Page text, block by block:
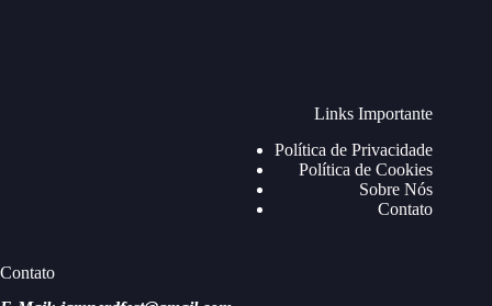
Links Importante
Política de Privacidade
Política de Cookies
Sobre Nós
Contato
Contato